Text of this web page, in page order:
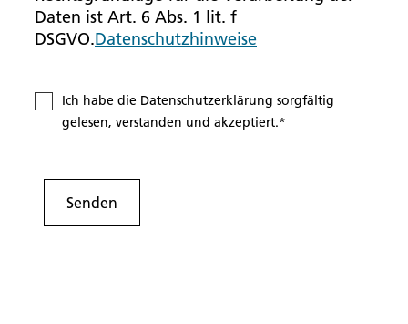
Daten ist Art. 6 Abs. 1 lit. f
DSGVO.Datenschutzhinweise
Ich habe die Datenschutzerklärung sorgfältig
gelesen, verstanden und akzeptiert.*
Senden